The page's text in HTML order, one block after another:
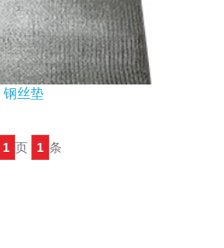
钢丝垫
1 页 1 条